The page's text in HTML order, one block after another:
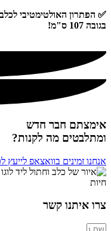
✅ הפתרון האולטימטיבי
בגובה 107 ס"מ!
אימצתם חבר חדש
ומתלבטים מה לקנות?
אנחנו זמינים בוואצאפ לייעץ
צרו איתנו קשר